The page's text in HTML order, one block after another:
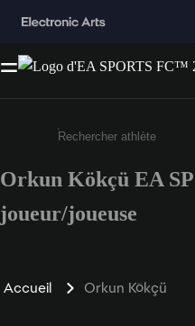
Saisissez au
Orkun Kökçü EA
joueur/joueuse
Accueil Orkun Kökçü